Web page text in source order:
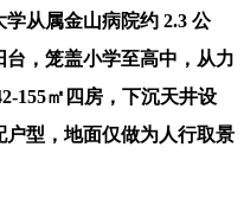
从属金山病院约 2.3 公
，笼盖小学至高中，从力
155㎡四房，下沉天井设
型，地面仅做为人行取景